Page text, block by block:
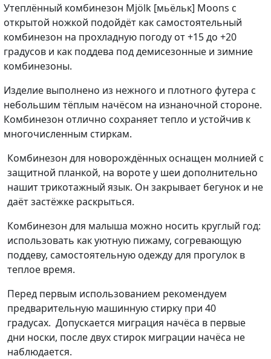
Утеплённый комбинезон Mjölk [мьёльк] Moons с
открытой ножкой подойдёт как самостоятельный
комбинезон на прохладную погоду от +15 до +20
градусов и как поддева под демисезонные и зимние
комбинезоны.
Изделие выполнено из нежного и плотного футера с
небольшим тёплым начёсом на изнаночной стороне.
Комбинезон отлично сохраняет тепло и устойчив к
многочисленным стиркам.
Комбинезон для новорождённых оснащен молнией с
защитной планкой, на вороте у шеи дополнительно
нашит трикотажный язык. Он закрывает бегунок и не
даёт застёжке раскрыться.
Комбинезон для малыша можно носить круглый год:
использовать как уютную пижаму, согревающую
поддеву, самостоятельную одежду для прогулок в
теплое время.
Перед первым использованием рекомендуем
предварительную машинную стирку при 40
градусах. Допускается миграция начёса в первые
дни носки, после двух стирок миграции начёса не
наблюдается.